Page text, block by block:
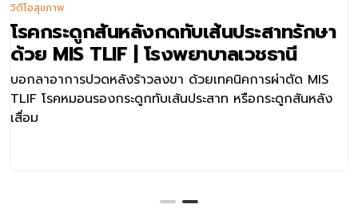
โรคกระดูกสันหลังกดทับเส้นประสาทรักษา
ด้วย MIS TLIF | โรงพยาบาลเวชธานี
บอกลาอาการปวดหลังร้าวลงขา ด้วยเทคนิคการผ่าตัด MIS
TLIF โรคหมอนรองกระดูกทับเส้นประสาท หรือกระดูกสันหลัง
เสื่อม
วิดีโอสุขภาพ